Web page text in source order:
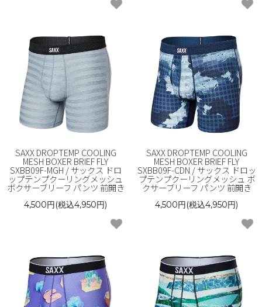
SAXX DROPTEMP COOLING
MESH BOXER BRIEF FLY
SXBB09F-MGH / サックス ドロ
ップテンプクーリングメッシュ
ボクサーブリーフ パンツ 前開き
4,500円(税込4,950円)
SAXX DROPTEMP COOLING
MESH BOXER BRIEF FLY
SXBB09F-CDN / サックス ドロッ
プテンプクーリングメッシュ ボ
クサーブリーフ パンツ 前開き
4,500円(税込4,950円)